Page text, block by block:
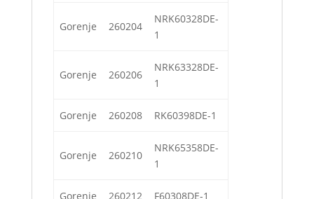
Gorenje 260204
NRK60328DE-
1
Gorenje 260206
NRK63328DE-
1
Gorenje 260208 RK60398DE-1
Gorenje 260210
NRK65358DE-
1
Gorenje 260212 F60308DE-1